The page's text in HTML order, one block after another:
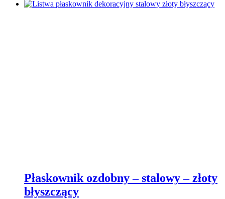
Płaskownik ozdobny – stalowy – złoty
błyszczący